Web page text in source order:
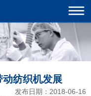
纺织机发展
发布日期：2018-06-16